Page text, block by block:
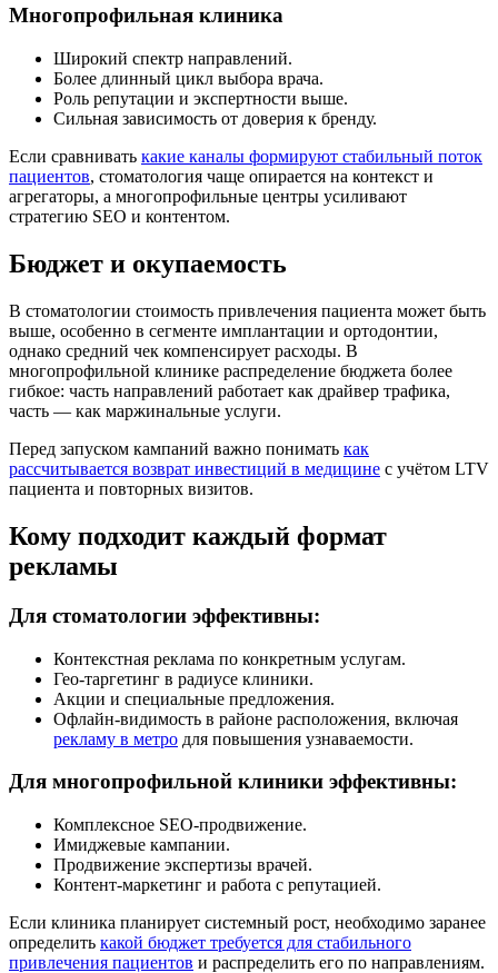
Многопрофильная клиника
Широкий спектр направлений.
Более длинный цикл выбора врача.
Роль репутации и экспертности выше.
Сильная зависимость от доверия к бренду.
Если сравнивать какие каналы формируют стабильный поток
пациентов, стоматология чаще опирается на контекст и
агрегаторы, а многопрофильные центры усиливают
стратегию SEO и контентом.
Бюджет и окупаемость
В стоматологии стоимость привлечения пациента может быть
выше, особенно в сегменте имплантации и ортодонтии,
однако средний чек компенсирует расходы. В
многопрофильной клинике распределение бюджета более
гибкое: часть направлений работает как драйвер трафика,
часть — как маржинальные услуги.
Перед запуском кампаний важно понимать как
рассчитывается возврат инвестиций в медицине с учётом LTV
пациента и повторных визитов.
Кому подходит каждый формат
рекламы
Для стоматологии эффективны:
Контекстная реклама по конкретным услугам.
Гео-таргетинг в радиусе клиники.
Акции и специальные предложения.
Офлайн-видимость в районе расположения, включая
рекламу в метро для повышения узнаваемости.
Для многопрофильной клиники эффективны:
Комплексное SEO-продвижение.
Имиджевые кампании.
Продвижение экспертизы врачей.
Контент-маркетинг и работа с репутацией.
Если клиника планирует системный рост, необходимо заранее
определить какой бюджет требуется для стабильного
привлечения пациентов и распределить его по направлениям.